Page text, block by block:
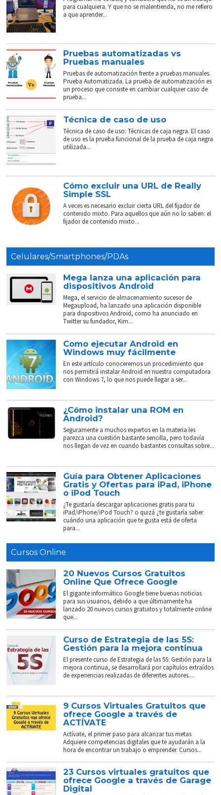
para cualquiera. Y que no se malentienda, no me refiero
a que aprender...
Pruebas automatizadas vs
Pruebas manuales
Pruebas de automatización frente a pruebas manuales.
Prueba Automatizada. La prueba de automatización es
un proceso que consiste en cambiar cualquier caso de
prueba...
Técnica de caso de uso
Técnica de caso de uso: Técnicas de caja negra. El caso
de uso es la prueba funcional de la prueba de caja negra
utilizada...
Cómo excluir una URL de Really
Simple SSL
A veces es necesario excluir cierta URL del fijador de
contenido mixto. Para aquellos que aún no lo saben: el
fijador de contenido mixto...
Celulares/Smartphones/PDAs
Mega lanza una aplicación para
dispositivos Android
Mega, el servicio de almacenamiento sucesor de
Megaupload, ha lanzado una aplicación disponible
para dispositivos Android, como ha anunciado en
Twitter su fundador, Kim...
Como ejecutar Android en
Windows muy fácilmente
En este artículo conoceremos un procedimiento que
nos permitirá instalar Android en nuestra computadora
con Windows 7, lo que nos puede llegar a ser...
¿Cómo instalar una ROM en
Android?
Seguramente a muchos expertos en la materia les
parezca una cuestión bastante sencilla, pero todavía
nos llegan de vez en cuando bastantes consultas sobre...
Guía para Obtener Aplicaciones
Gratis y Ofertas para iPad, iPhone
o iPod Touch
¿Te gustaría descargar aplicaciones gratis para tu
iPad/iPhone/iPod Touch? o quizá ¿te gustaría saber
cuándo una aplicación que te gusta está de oferta
para...
Cursos Online
20 Nuevos Cursos Gratuitos
Online Que Ofrece Google
El gigante informático Google tiene buenas noticias
para sus usuarios, debido a que últimamente ha
lanzado 20 nuevos cursos gratuitos y totalmente online
que...
Curso de Estrategia de las 5S:
Gestión para la mejora continua
El presente curso de Estrategia de las 5S: Gestión para la
mejora continua, se desarrollará por capítulos extraídos
de experiencias realizadas de diferentes autores....
9 Cursos Virtuales Gratuitos que
ofrece Google a través de
ACTÍVATE
Actívate, el primer paso para alcanzar tus metas
Adquiere competencias digitales que te ayudarán a la
hora de encontrar un trabajo o emprender. Cursos...
23 Cursos virtuales gratuitos que
ofrece Google a través de Garage
Digital